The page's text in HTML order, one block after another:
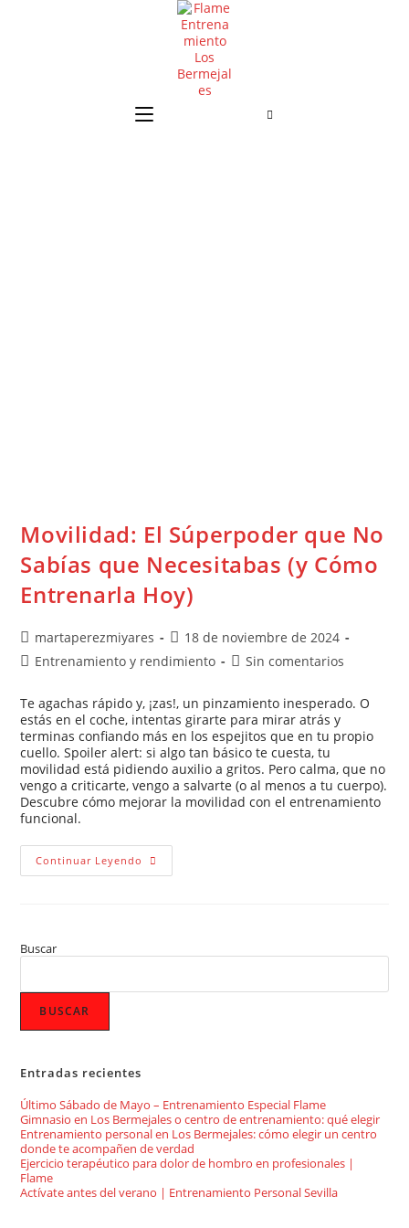
Movilidad: El Súperpoder que No
Sabías que Necesitabas (y Cómo
Entrenarla Hoy)
martaperezmiyares
18 de noviembre de 2024
Entrenamiento y rendimiento
Sin comentarios
Te agachas rápido y, ¡zas!, un pinzamiento inesperado. O
estás en el coche, intentas girarte para mirar atrás y
terminas confiando más en los espejitos que en tu propio
cuello. Spoiler alert: si algo tan básico te cuesta, tu
movilidad está pidiendo auxilio a gritos. Pero calma, que no
vengo a criticarte, vengo a salvarte (o al menos a tu cuerpo).
Descubre cómo mejorar la movilidad con el entrenamiento
funcional.
Continuar Leyendo
Buscar
BUSCAR
Entradas recientes
Último Sábado de Mayo – Entrenamiento Especial Flame
Gimnasio en Los Bermejales o centro de entrenamiento: qué elegir
Entrenamiento personal en Los Bermejales: cómo elegir un centro
donde te acompañen de verdad
Ejercicio terapéutico para dolor de hombro en profesionales |
Flame
Actívate antes del verano | Entrenamiento Personal Sevilla